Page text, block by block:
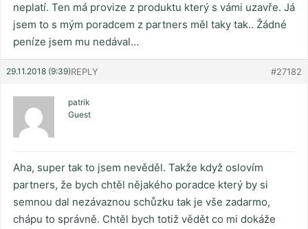
neplatí. Ten má provize z produktu který s vámi uzavře. Já
jsem to s mým poradcem z partners měl taky tak.. Žádné
peníze jsem mu nedával…
29.11.2018 (9:39) #27182
REPLY
patrik
Guest
Aha, super tak to jsem nevěděl. Takže když oslovím
partners, že bych chtěl nějakého poradce který by si
semnou dal nezávaznou schůzku tak je vše zadarmo,
chápu to správně. Chtěl bych totiž vědět co mi dokáže